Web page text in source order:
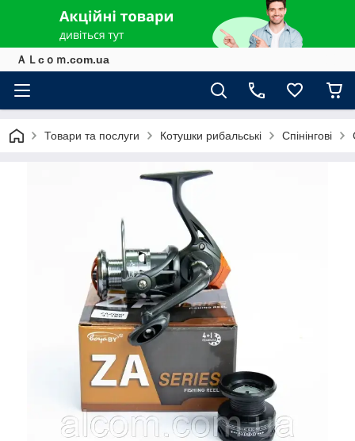
ＡＬcｏｍ.com.ua
Товари та послуги Котушки рибальські Спінінгові